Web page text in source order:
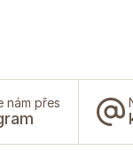
nám přes